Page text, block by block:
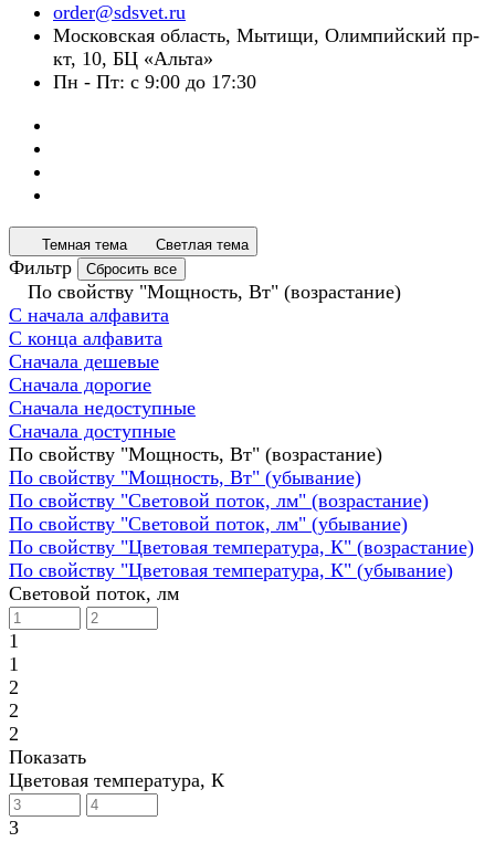
order@sdsvet.ru
Московская область, Мытищи, Олимпийский пр-
кт, 10, БЦ «Альта»
Пн - Пт: с 9:00 до 17:30
Темная тема Светлая тема
Фильтр Сбросить все
По свойству "Мощность, Вт" (возрастание)
С начала алфавита
С конца алфавита
Сначала дешевые
Сначала дорогие
Сначала недоступные
Сначала доступные
По свойству "Мощность, Вт" (возрастание)
По свойству "Мощность, Вт" (убывание)
По свойству "Световой поток, лм" (возрастание)
По свойству "Световой поток, лм" (убывание)
По свойству "Цветовая температура, К" (возрастание)
По свойству "Цветовая температура, К" (убывание)
Световой поток, лм
1
1
2
2
2
Показать
Цветовая температура, К
3